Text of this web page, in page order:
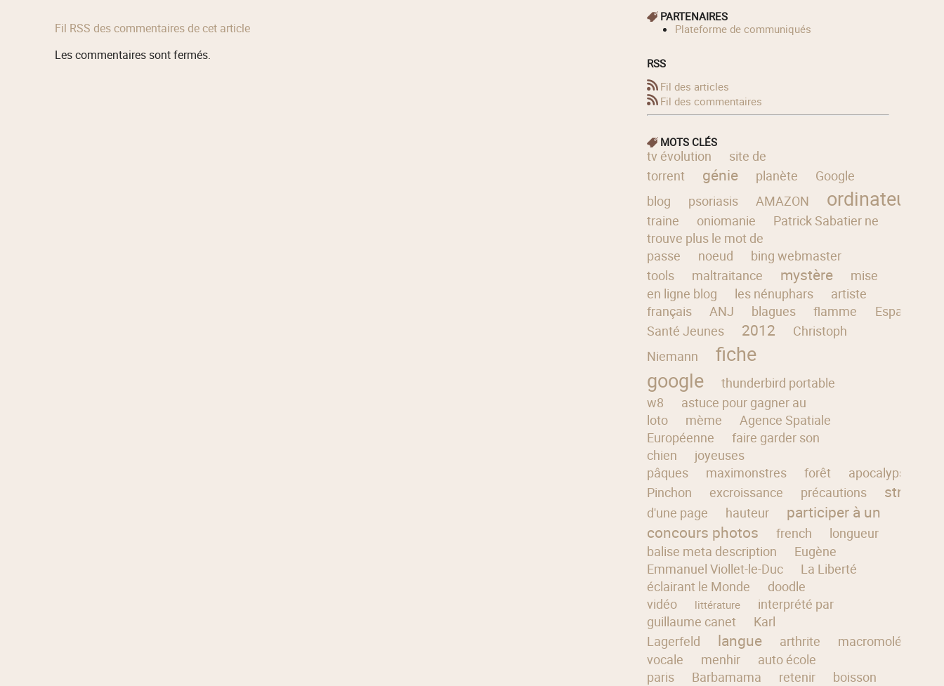
Fil RSS des commentaires de cet article
Les commentaires sont fermés.
PARTENAIRES
Plateforme de communiqués
RSS
Fil des articles
Fil des commentaires
MOTS CLÉS
tv évolution
site de
torrent
génie planète
Google
blog
psoriasis AMAZON ordinateur
traine
oniomanie
Patrick Sabatier ne
trouve plus le mot de
passe
noeud
bing webmaster
tools
maltraitance mystère
mise
en ligne blog
les nénuphars
artiste
français
ANJ blagues flamme
Espace
Santé Jeunes
2012
Christoph
Niemann
fiche
google
thunderbird portable
w8
astuce pour gagner au
loto
mème
Agence Spatiale
Européenne
faire garder son
chien
joyeuses
pâques
maximonstres forêt apocalypse
Pinchon
excroissance précautions
d'une page hauteur
participer à un
concours photos
french
longueur
balise meta description
Eugène
Emmanuel Viollet-le-Duc
La Liberté
éclairant le Monde
doodle
vidéo
littérature
interprété par
guillaume canet
Karl
Lagerfeld
langue arthrite macromolécule
vocale
menhir
auto école
paris
Barbamama retenir boisson